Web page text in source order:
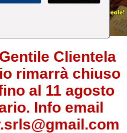
Clientela
rimarrà chiuso
al 11 agosto
Info email